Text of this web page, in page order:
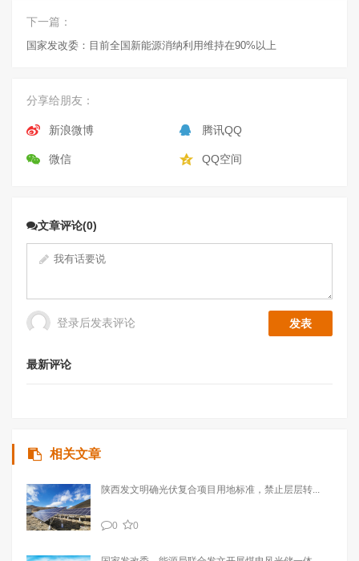
下一篇：
国家发改委：目前全国新能源消纳利用维持在90%以上
分享给朋友：
新浪微博 腾讯QQ
微信 QQ空间
文章评论(0)
登录后发表评论
最新评论
相关文章
陕西发文明确光伏复合项目用地标准，禁止层层转...
0 0